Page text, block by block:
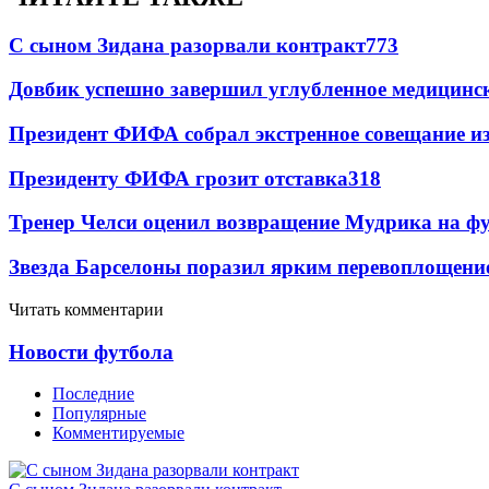
С сыном Зидана разорвали контракт773
Довбик успешно завершил углубленное
Президент ФИФА собрал экстренное совещание
Президенту ФИФА грозит отставка318
Тренер Челси оценил возвращение Мудрика на
Звезда Барселоны поразил ярким
Читать комментарии
Новости футбола
Последние
Популярные
Комментируемые